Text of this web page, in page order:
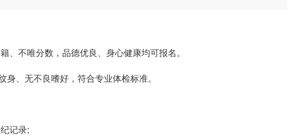
、不唯分数，品德优良、身心健康均可报名。
、无不良嗜好，符合专业体检标准。
记录;